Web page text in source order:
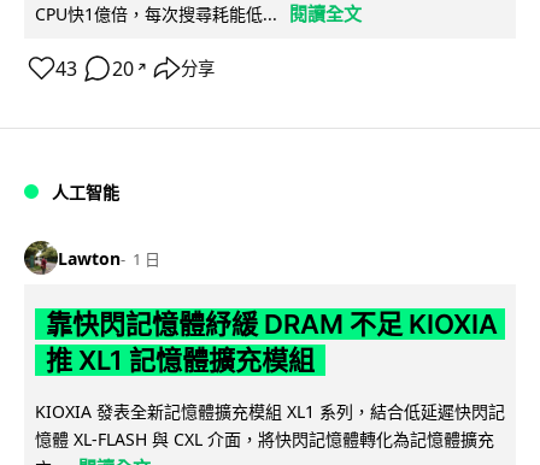
CPU快1億倍，每次搜尋耗能低...
閱讀全文
43 20 ↗ 分享
人工智能
Lawton 1 日
靠快閃記憶體紓緩 DRAM 不足 KIOXIA
推 XL1 記憶體擴充模組
KIOXIA 發表全新記憶體擴充模組 XL1 系列，結合低延遲快閃記
憶體 XL-FLASH 與 CXL 介面，將快閃記憶體轉化為記憶體擴充